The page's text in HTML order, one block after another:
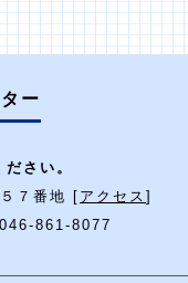
ー
さい。
７番地 [ アクセス ]
861-8077